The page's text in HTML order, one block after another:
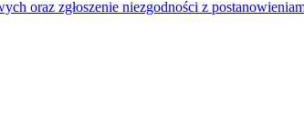
oraz zgłoszenie niezgodności z